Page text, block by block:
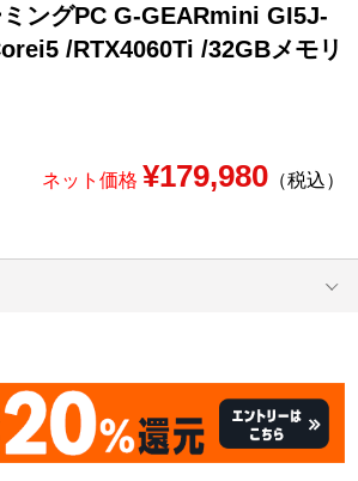
ングPC G-GEARmini GI5J-
/RTX4060Ti /32GBメモリ
ネット価格 ¥179,980（税込）